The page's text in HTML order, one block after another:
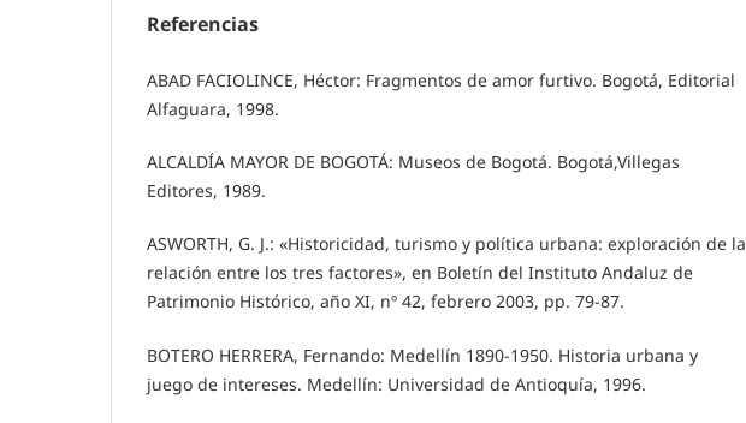
Referencias
ABAD FACIOLINCE, Héctor: Fragmentos de amor furtivo. Bogotá, Editorial
Alfaguara, 1998.
ALCALDÍA MAYOR DE BOGOTÁ: Museos de Bogotá. Bogotá,Villegas
Editores, 1989.
ASWORTH, G. J.: «Historicidad, turismo y política urbana: exploración de la
relación entre los tres factores», en Boletín del Instituto Andaluz de
Patrimonio Histórico, año XI, nº 42, febrero 2003, pp. 79-87.
BOTERO HERRERA, Fernando: Medellín 1890-1950. Historia urbana y
juego de intereses. Medellín: Universidad de Antioquía, 1996.